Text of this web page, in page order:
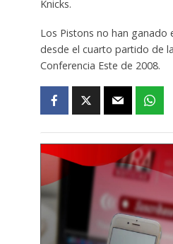
Knicks.
Los Pistons no han ganado
desde el cuarto partido de
Conferencia Este de 2008.